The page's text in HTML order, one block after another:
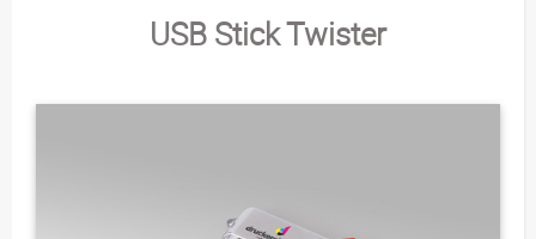
USB Stick Twister